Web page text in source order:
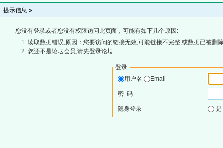
提示信息 »
您没有登录或者您没有权限访问此页面，可能有如下几个原因:
读取数据错误,原因：您要访问的链接无效,可能链接不完整,或数据已被删
您还不是论坛会员,请先登录论坛
登录
用户名
Email
密 码
隐身登录